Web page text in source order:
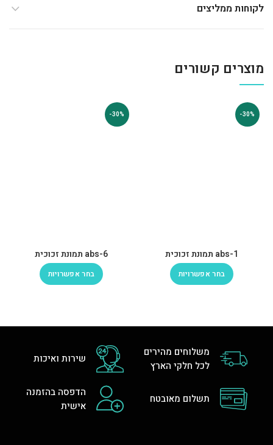
לקוחות ממליצים
מוצרים קשורים
-30%
abs-1 תמונת זכוכית
בחר אפשרויות
-30%
abs-6 תמונת זכוכית
בחר אפשרויות
משלוחים מהירים
לכל חלקי הארץ
שירות ואיכות
תשלום מאובטח
הדפסה בהזמנה
אישית